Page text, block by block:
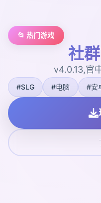
📂 热门游戏
社
v4.0.13,官
#SLG #电脑 #安